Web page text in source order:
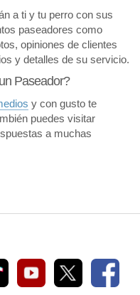
a ti y tu perro con sus
paseadores como
opiniones de clientes
y detalles de su servicio.
Paseador?
y con gusto te
puedes visitar
a muchas